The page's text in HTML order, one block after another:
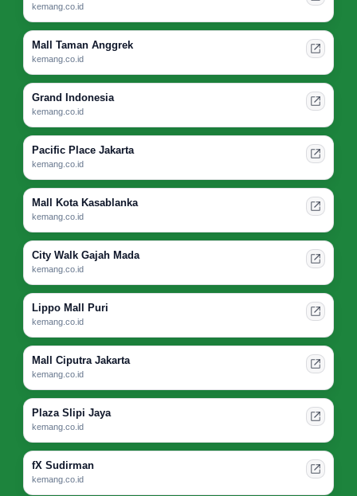
kemang.co.id
Mall Taman Anggrek
kemang.co.id
Grand Indonesia
kemang.co.id
Pacific Place Jakarta
kemang.co.id
Mall Kota Kasablanka
kemang.co.id
City Walk Gajah Mada
kemang.co.id
Lippo Mall Puri
kemang.co.id
Mall Ciputra Jakarta
kemang.co.id
Plaza Slipi Jaya
kemang.co.id
fX Sudirman
kemang.co.id